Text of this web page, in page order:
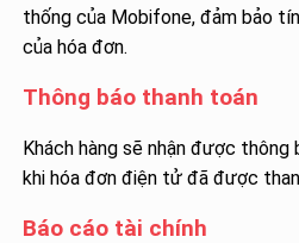
thống của Mobifone, đảm bảo
của hóa đơn.
Thông báo thanh toán
Khách hàng sẽ nhận được thông
khi hóa đơn điện tử đã được
Báo cáo tài chính